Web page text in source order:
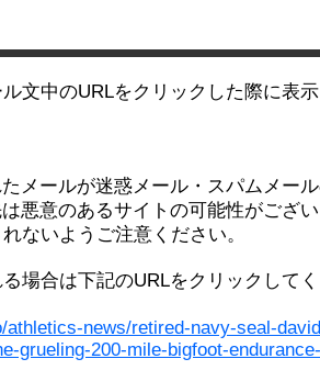
文中のURLをクリックした際に表
メールが迷惑メール・スパムメー
悪意のあるサイトの可能性がござ
ないようご注意ください。
場合は下記のURLをクリックして
athletics-news/retired-navy-seal-
grueling-200-mile-bigfoot-